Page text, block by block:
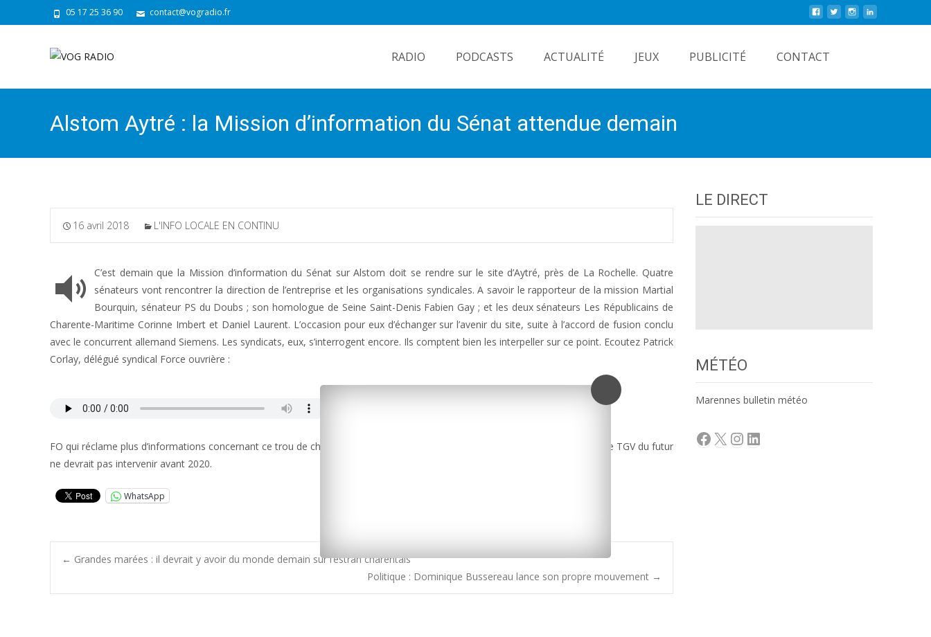
05 17 25 36 90 contact@vogradio.fr
RADIO PODCASTS ACTUALITÉ JEUX PUBLICITÉ CONTACT
Alstom Aytré : la Mission d’information du Sénat attendue demain
16 avril 2018 L'INFO LOCALE EN CONTINU
C’est demain que la Mission d’information du Sénat sur Alstom doit se rendre sur le site d’Aytré, près de La Rochelle. Quatre
sénateurs vont rencontrer la direction de l’entreprise et les organisations syndicales. A savoir le rapporteur de la mission Martial
Bourquin, sénateur PS du Doubs ; son homologue de Seine Saint-Denis Fabien Gay ; et les deux sénateurs Les Républicains de
Charente-Maritime Corinne Imbert et Daniel Laurent. L’occasion pour eux d’échanger sur l’avenir du site, suite à l’accord de fusion conclu
avec le concurrent allemand Siemens. Les syndicats, eux, s’interrogent encore. Ils comptent bien les interpeller sur ce point. Ecoutez Patrick
Corlay, délégué syndical Force ouvrière :
FO qui réclame plus d’informations concernant ce trou de charges prévu pour 2019, alors que la fabrication des 100 rames de TGV du futur
ne devrait pas intervenir avant 2020.
WhatsApp
Post
← Grandes marées : il devrait y avoir du monde demain sur l’estran charentais
Politique : Dominique Bussereau lance son propre mouvement →
LE DIRECT
MÉTÉO
Marennes bulletin météo
Facebook
X Instagram
LinkedIn